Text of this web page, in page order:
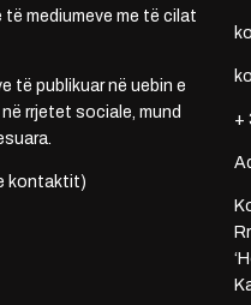
mediumeve me të cilat
të publikuar në uebin e
rrjetet sociale, mund
kontaktit)
+